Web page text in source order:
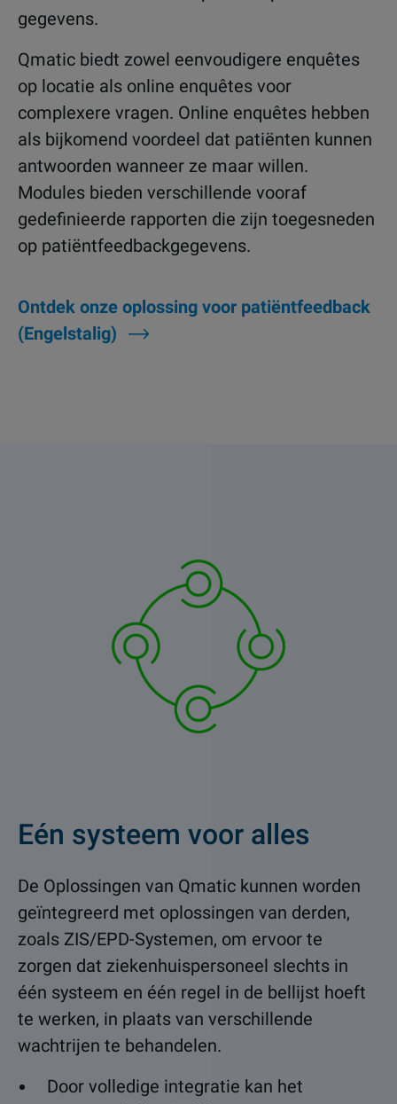
gegevens.
Qmatic biedt zowel eenvoudigere enquêtes
op locatie als online enquêtes voor
complexere vragen. Online enquêtes hebben
als bijkomend voordeel dat patiënten kunnen
antwoorden wanneer ze maar willen.
Modules bieden verschillende vooraf
gedefinieerde rapporten die zijn toegesneden
op patiëntfeedbackgegevens.
Ontdek onze oplossing voor patiëntfeedback
(Engelstalig)
Eén systeem voor alles
De Oplossingen van Qmatic kunnen worden
geïntegreerd met oplossingen van derden,
zoals ZIS/EPD-Systemen, om ervoor te
zorgen dat ziekenhuispersoneel slechts in
één systeem en één regel in de bellijst hoeft
te werken, in plaats van verschillende
wachtrijen te behandelen.
Door volledige integratie kan het